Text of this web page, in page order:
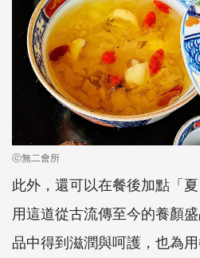
ⓒ無二會所
此外，還可以在餐後加點「
用這道從古流傳至今的養顏
品中得到滋潤與呵護，也為